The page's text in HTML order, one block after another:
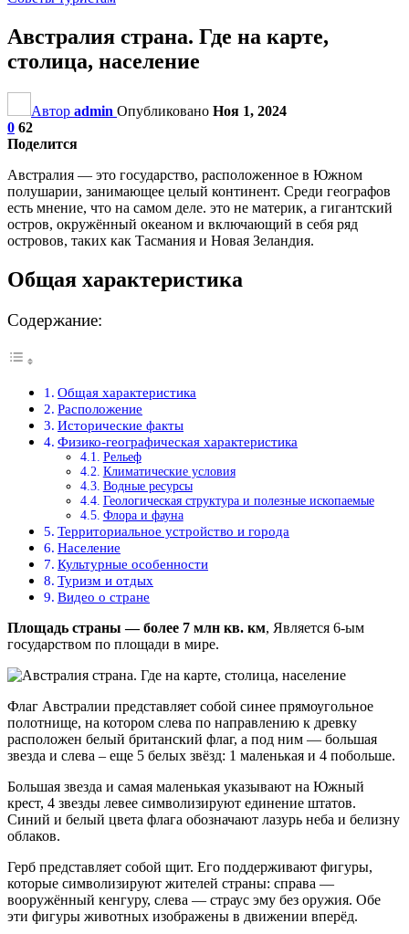
Австралия страна. Где на карте,
столица, население
Автор admin Опубликовано Ноя 1, 2024
0 62
Поделится
Австралия — это государство, расположенное в Южном
полушарии, занимающее целый континент. Среди географов
есть мнение, что на самом деле. это не материк, а гигантский
остров, окружённый океаном и включающий в себя ряд
островов, таких как Тасмания и Новая Зеландия.
Общая характеристика
Содержание:
Общая характеристика
Расположение
Исторические факты
Физико-географическая характеристика
Рельеф
Климатические условия
Водные ресурсы
Геологическая структура и полезные ископаемые
Флора и фауна
Территориальное устройство и города
Население
Культурные особенности
Туризм и отдых
Видео о стране
Площадь страны — более 7 млн кв. км, Является 6-ым
государством по площади в мире.
Флаг Австралии представляет собой синее прямоугольное
полотнище, на котором слева по направлению к древку
расположен белый британский флаг, а под ним — большая
звезда и слева – еще 5 белых звёзд: 1 маленькая и 4 побольше.
Большая звезда и самая маленькая указывают на Южный
крест, 4 звезды левее символизируют единение штатов.
Синий и белый цвета флага обозначают лазурь неба и белизну
облаков.
Герб представляет собой щит. Его поддерживают фигуры,
которые символизируют жителей страны: справа —
вооружённый кенгуру, слева — страус эму без оружия. Обе
эти фигуры животных изображены в движении вперёд.